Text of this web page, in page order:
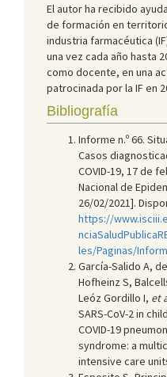
El autor ha recibido
de formación en
industria farmacéutica
una vez cada año hasta
como docente, en una
patrocinada por la IF en
Bibliografía
Informe n.º 66.
Casos
COVID-19, 17 de
Nacional de
26/02/2021].
https://
les/Paginas/
García-Salido A,
Hofheinz S,
Leóz Gordillo I, et
SARS-CoV-2 in
COVID-19
syndrome: a
intensive care